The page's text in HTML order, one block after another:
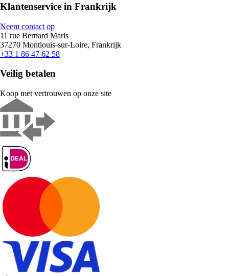
Klantenservice in Frankrijk
Neem contact op
11 rue Bernard Maris
37270 Montlouis-sur-Loire, Frankrijk
+33 1 86 47 62 58
Veilig betalen
Koop met vertrouwen op onze site